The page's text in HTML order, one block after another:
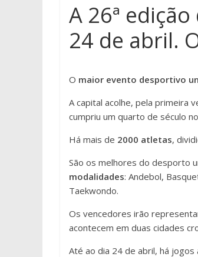
A 26ª
24 de abril.
O maior evento desportivo
A capital acolhe, pela primeira
cumpriu um quarto de século
Há mais de 2000 atletas,
São os melhores do desporto
modalidades: Andebol,
Taekwondo.
Os vencedores irão
acontecem em duas cidades
Até ao dia 24 de abril, há